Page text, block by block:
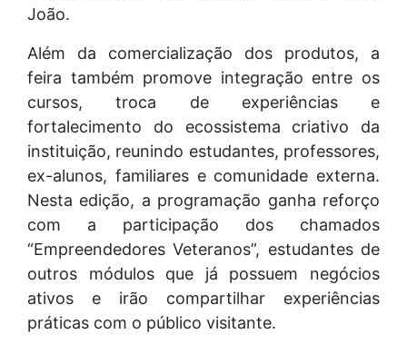
João.
Além da comercialização dos produtos, a
feira também promove integração entre os
cursos, troca de experiências e
fortalecimento do ecossistema criativo da
instituição, reunindo estudantes, professores,
ex-alunos, familiares e comunidade externa.
Nesta edição, a programação ganha reforço
com a participação dos chamados
“Empreendedores Veteranos”, estudantes de
outros módulos que já possuem negócios
ativos e irão compartilhar experiências
práticas com o público visitante.